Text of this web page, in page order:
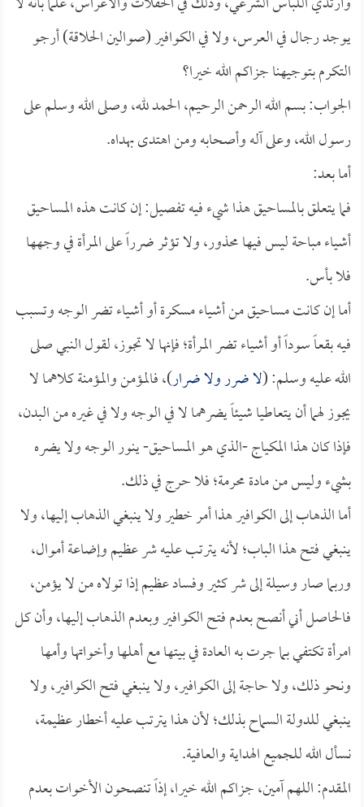
يوجد رجال في العرس، ولا في الكوافير (صوالين الحلاقة) أرجو
التكرم بتوجيهنا جزاكم الله خيرا؟
الجواب: بسم الله الرحمن الرحيم، الحمد لله، وصلى الله وسلم على
رسول الله، وعلى آله وأصحابه ومن اهتدى بهداه.
أما بعد:
فما يتعلق بالمساحيق هذا شيء فيه تفصيل: إن كانت هذه المساحيق
أشياء مباحة ليس فيها محذور، ولا تؤثر ضرراً على المرأة في وجهها
فلا بأس.
أما إن كانت مساحيق من أشياء مسكرة أو أشياء تضر الوجه وتسبب
فيه بقعاً سوداً أو أشياء تضر المرأة؛ فإنها لا تجوز، لقول النبي صلى
الله عليه وسلم: (لا ضرر ولا ضرار)، فالمؤمن والمؤمنة كلاهما لا
يجوز لهما أن يتعاطيا شيئاً يضرهما لا في الوجه ولا في غيره من البدن،
فإذا كان هذا المكياج -الذي هو المساحيق- ينور الوجه ولا يضره
بشيء وليس من مادة محرمة؛ فلا حرج في ذلك.
أما الذهاب إلى الكوافير هذا أمر خطير ولا ينبغي الذهاب إليها، ولا
ينبغي فتح هذا الباب؛ لأنه يترتب عليه شر عظيم وإضاعة أموال،
وربما صار وسيلة إلى شر كثير وفساد عظيم إذا تولاه من لا يؤمن،
فالحاصل أني أنصح بعدم فتح الكوافير وبعدم الذهاب إليها، وأن كل
امرأة تكتفي بما جرت به العادة في بيتها مع أهلها وأخواتها وأمها
ونحو ذلك، ولا حاجة إلى الكوافير، ولا ينبغي فتح الكوافير، ولا
ينبغي للدولة السماح بذلك؛ لأن هذا يترتب عليه أخطار عظيمة،
نسأل الله للجميع الهداية والعافية.
المقدم: اللهم آمين، جزاكم الله خيرا، إذاً تنصحون الأخوات بعدم